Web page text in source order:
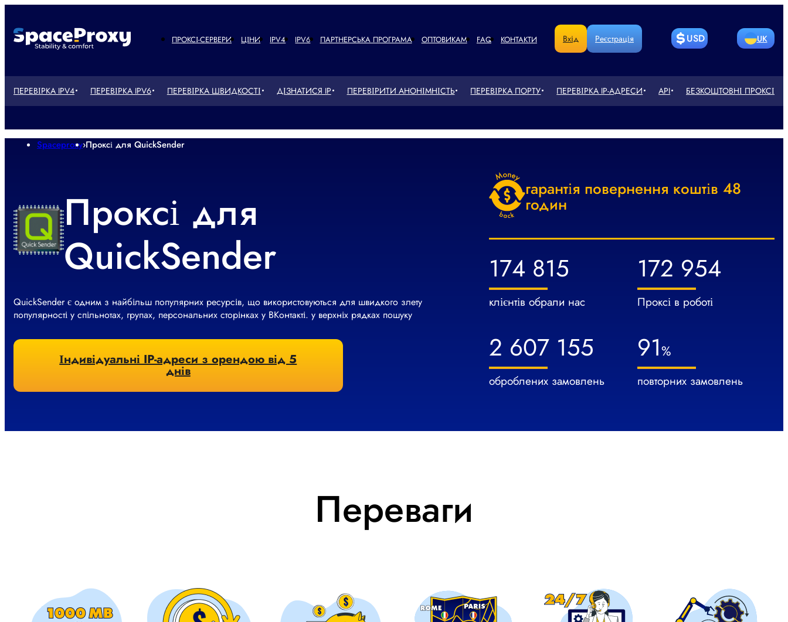
ПРОКСІ-СЕРВЕРИ ЦІНИ IPV4 IPV6 ПАРТНЕРСЬКА ПРОГРАМА ОПТОВИКАМ FAQ КОНТАКТИ Вхід Реєстрація USD
ГРИВНЯ ТЕҢГЕСІ
人民币
POUND
STERLING
UK
FR PT
KZ
ПЕРЕВІРКА IPV4 ПЕРЕВІРКА IPV6 ПЕРЕВІРКА ШВИДКОСТІ ДІЗНАТИСЯ IP ПЕРЕВІРИТИ АНОНІМНІСТЬ ПЕРЕВІРКА ПОРТУ ПЕРЕВІРКА IP-АДРЕСИ API БЕЗКОШТОВНІ ПРОКСІ
Spaceproxy›Проксі для QuickSender
Проксі для
QuickSender
QuickSender є одним з найбільш популярних ресурсів, що використовуються для швидкого злету
популярності у спільнотах, групах, персональних сторінках у ВКонтакті. у верхніх рядках пошуку
Індивідуальні IP-адреси з орендою від 5
днів
гарантія повернення коштів 48
годин
клієнтів обрали нас
174 815
Проксі в роботі
172 954
оброблених замовлень
2 607 155
повторних замовлень
91%
Переваги